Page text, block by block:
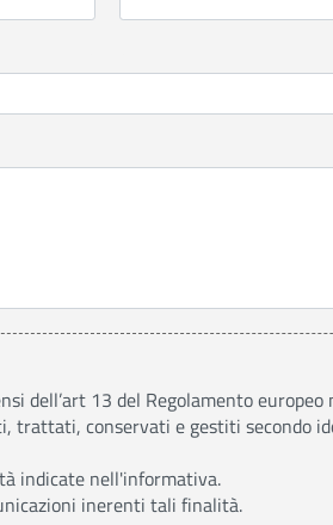
dell’art 13 del Regolamento
trattati, conservati e gestiti secondo
indicate nell'informativa.
inerenti tali finalità.